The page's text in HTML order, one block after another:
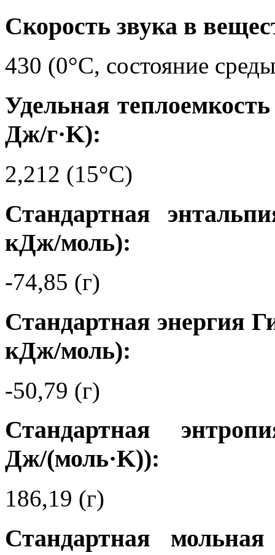
Скорость звука в
430 (0°C, состояние
Удельная
Дж/г·K):
2,212 (15°C)
Стандартная
кДж/моль):
-74,85 (г)
Стандартная энергия
кДж/моль):
-50,79 (г)
Стандартная
Дж/(моль·K)):
186,19 (г)
Стандартная